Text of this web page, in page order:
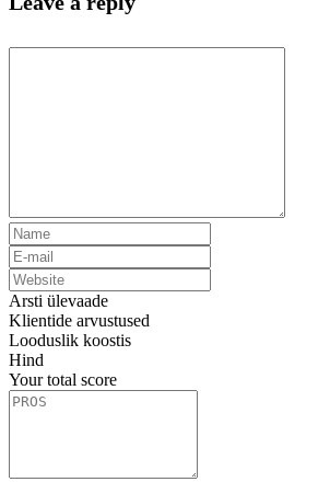
Arsti ülevaade
Klientide arvustused
Looduslik koostis
Hind
Your total score